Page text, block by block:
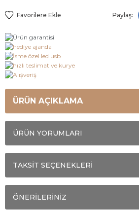
Paylaş:
ÜRÜN AÇIKLAMA
ÜRÜN YORUMLARI
TAKSİT SEÇENEKLERİ
ÖNERİLERİNİZ